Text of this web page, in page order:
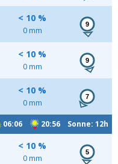
< 10 %
0 mm
9
< 10 %
0 mm
9
< 10 %
0 mm
7
06:06 20:56 Sonne: 12h
< 10 %
0 mm
5